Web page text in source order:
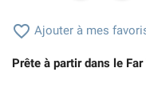
 Ajouter à mes
Prête à partir dans le